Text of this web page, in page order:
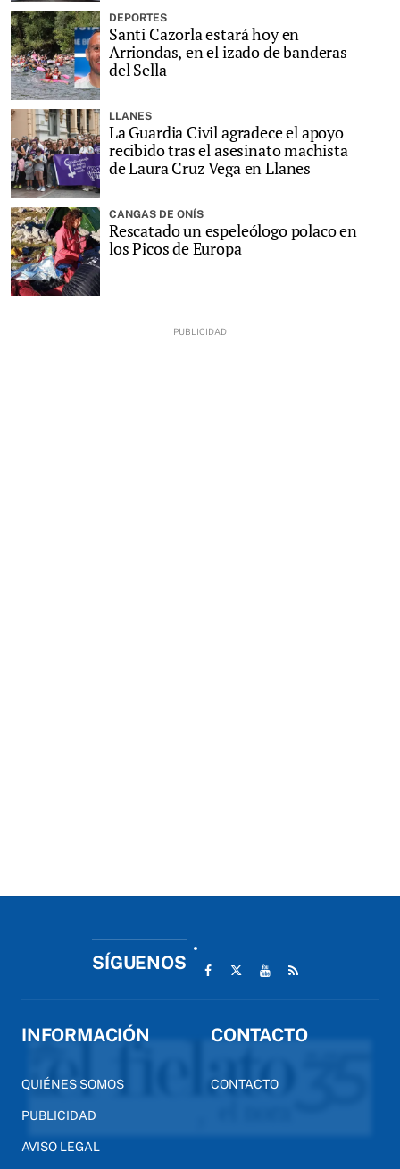
DEPORTES
Santi Cazorla estará hoy en
Arriondas, en el izado de banderas
del Sella
LLANES
La Guardia Civil agradece el apoyo
recibido tras el asesinato machista
de Laura Cruz Vega en Llanes
CANGAS DE ONÍS
Rescatado un espeleólogo polaco en
los Picos de Europa
SÍGUENOS
INFORMACIÓN
QUIÉNES SOMOS
PUBLICIDAD
AVISO LEGAL
CONTACTO
CONTACTO